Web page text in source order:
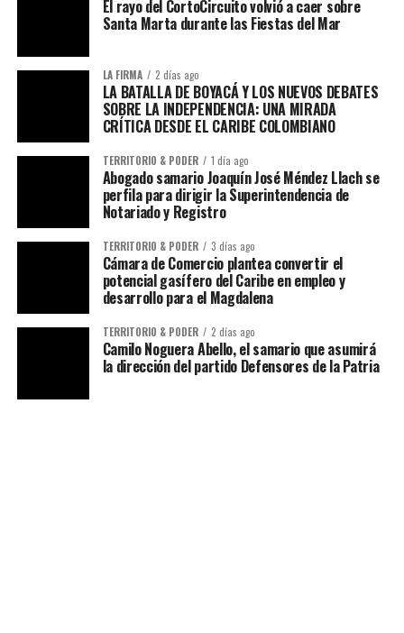
El rayo del CortoCircuito volvió a caer sobre
Santa Marta durante las Fiestas del Mar
LA FIRMA 2 días ago
LA BATALLA DE BOYACÁ Y LOS NUEVOS DEBATES
SOBRE LA INDEPENDENCIA: UNA MIRADA
CRÍTICA DESDE EL CARIBE COLOMBIANO
TERRITORIO & PODER 1 día ago
Abogado samario Joaquín José Méndez Llach se
perfila para dirigir la Superintendencia de
Notariado y Registro
TERRITORIO & PODER 3 días ago
Cámara de Comercio plantea convertir el
potencial gasífero del Caribe en empleo y
desarrollo para el Magdalena
TERRITORIO & PODER 2 días ago
Camilo Noguera Abello, el samario que asumirá
la dirección del partido Defensores de la Patria